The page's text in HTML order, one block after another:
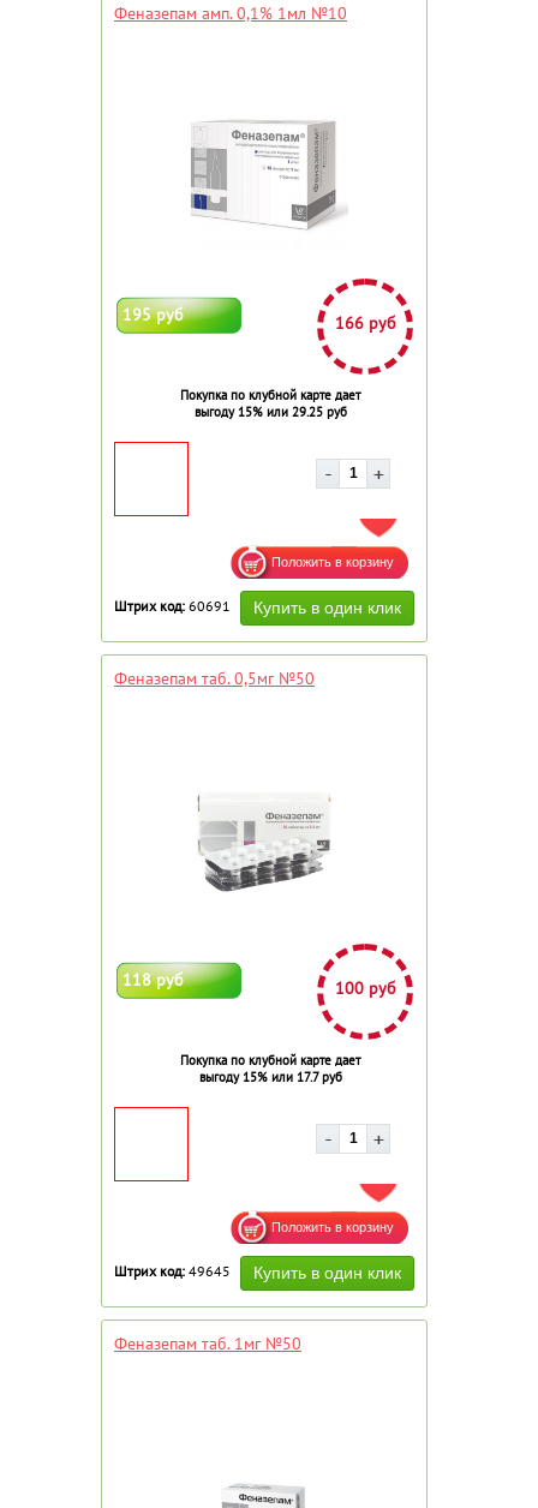
Феназепам амп. 0,1% 1мл №10
195 руб 166 руб
Покупка по клубной карте дает
выгоду 15% или 29.25 руб
ДОБАВИТЬ В ИЗБРАННОЕ
Штрих код: 60691
Феназепам таб. 0,5мг №50
118 руб 100 руб
Покупка по клубной карте дает
выгоду 15% или 17.7 руб
ДОБАВИТЬ В ИЗБРАННОЕ
Штрих код: 49645
Феназепам таб. 1мг №50